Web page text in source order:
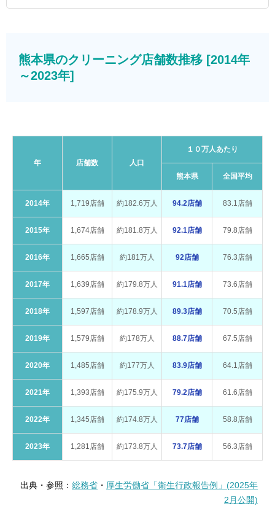
熊本県のクリーニング店舗数推移 [2014年
～2023年]
年 店舗数 人口
１０万人あたり
熊本県 全国平均
2014年 1,719店舗 約182.6万人 94.2店舗 83.1店舗
2015年 1,674店舗 約181.8万人 92.1店舗 79.8店舗
2016年 1,665店舗 約181万人 92店舗 76.3店舗
2017年 1,639店舗 約179.8万人 91.1店舗 73.6店舗
2018年 1,597店舗 約178.9万人 89.3店舗 70.5店舗
2019年 1,579店舗 約178万人 88.7店舗 67.5店舗
2020年 1,485店舗 約177万人 83.9店舗 64.1店舗
2021年 1,393店舗 約175.9万人 79.2店舗 61.6店舗
2022年 1,345店舗 約174.8万人 77店舗 58.8店舗
2023年 1,281店舗 約173.8万人 73.7店舗 56.3店舗
出典・参照： 総務省 ・ 厚生労働省「衛生行政報告例」(2025年
2月公開)